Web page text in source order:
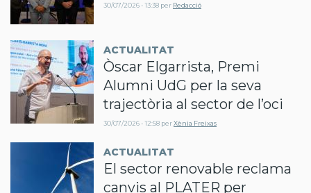
30/07/2026 - 13:38 per Redacció
ACTUALITAT
Òscar Elgarrista, Premi
Alumni UdG per la seva
trajectòria al sector de l’oci
30/07/2026 - 12:58 perXènia Freixas
ACTUALITAT
El sector renovable reclama
canvis al PLATER per